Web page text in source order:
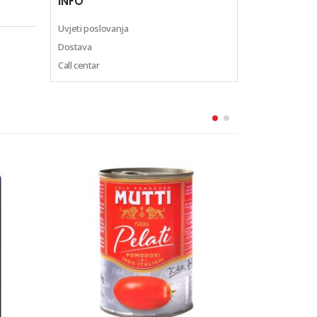
Uvjeti poslovanja
Dostava
Call centar